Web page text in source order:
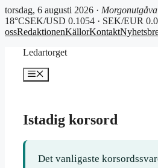
torsdag, 6 augusti 2026 · Morgonutgåva
18°CSEK/USD 0.1054 · SEK/EUR
ossRedaktionenKällorKontakt
Ledartorget
Meny
Istadig korsord
Det vanligaste